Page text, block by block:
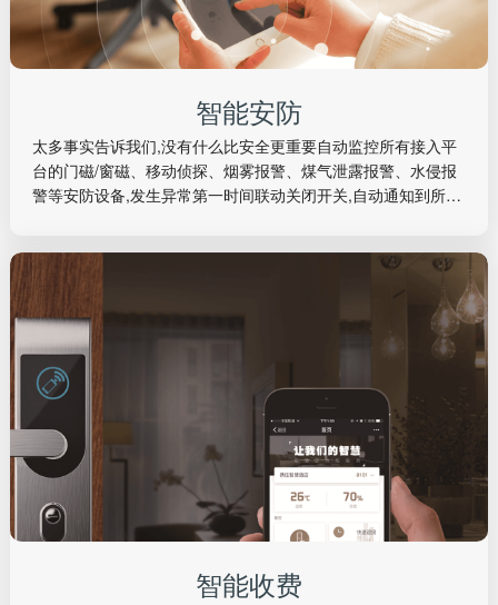
智能安防
太多事实告诉我们,没有什么比安全更重要自动监控所有接入平
台的门磁/窗磁、移动侦探、烟雾报警、煤气泄露报警、水侵报
警等安防设备,发生异常第一时间联动关闭开关,自动通知到所有
主人身财产安全。租户可通过手机查看监控摄像头的实时画
智能安防
太多事实告诉我们,没有什么比安全更重要自动监控所有接入平
台的门磁/窗磁、移动侦探、烟雾报警、煤气泄露报警、水侵报
警等安防设备,发生异常第一时间联动关闭开关,自动通知到所有
家庭成员,并自动保存记录。离家模式和睡眠模式下,入侵感应自
动开启,并实时同步物业和业主,主动防范非法入侵者,有效保障业
主人身财产安全。租户可通过手机查看监控摄像头的实时画
智能收费